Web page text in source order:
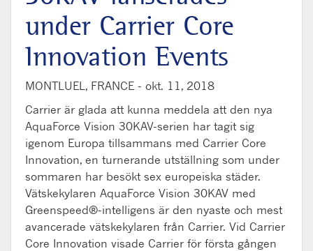
under Carrier Core
Innovation Events
MONTLUEL, FRANCE - okt. 11, 2018
Carrier är glada att kunna meddela att den nya
AquaForce Vision 30KAV-serien har tagit sig
igenom Europa tillsammans med Carrier Core
Innovation, en turnerande utställning som under
sommaren har besökt sex europeiska städer.
Vätskekylaren AquaForce Vision 30KAV med
Greenspeed®-intelligens är den nyaste och mest
avancerade vätskekylaren från Carrier. Vid Carrier
Core Innovation visade Carrier för första gången